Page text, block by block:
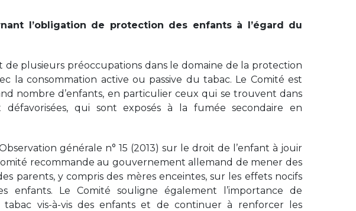
l’obligation de protection des enfants à l’égard du
de plusieurs préoccupations dans le domaine de la protection
la consommation active ou passive du tabac. Le Comité est
nombre d’enfants, en particulier ceux qui se trouvent dans
défavorisées, qui sont exposés à la fumée secondaire en
générale n° 15 (2013) sur le droit de l’enfant à jouir
recommande au gouvernement allemand de mener des
parents, y compris des mères enceintes, sur les effets nocifs
enfants. Le Comité souligne également l’importance de
vis-à-vis des enfants et de continuer à renforcer les